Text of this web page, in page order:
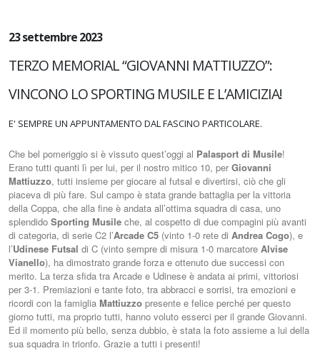
23 settembre 2023
TERZO MEMORIAL “GIOVANNI MATTIUZZO”:
VINCONO LO SPORTING MUSILE E L’AMICIZIA!
E' SEMPRE UN APPUNTAMENTO DAL FASCINO PARTICOLARE.
Che bel pomeriggio si è vissuto quest’oggi al Palasport di Musile!
Erano tutti quanti lì per lui, per il nostro mitico 10, per Giovanni
Mattiuzzo, tutti insieme per giocare al futsal e divertirsi, ciò che gli
piaceva di più fare. Sul campo è stata grande battaglia per la vittoria
della Coppa, che alla fine è andata all’ottima squadra di casa, uno
splendido Sporting Musile che, al cospetto di due compagini più avanti
di categoria, di serie C2 l’Arcade C5 (vinto 1-0 rete di Andrea Cogo), e
l’Udinese Futsal di C (vinto sempre di misura 1-0 marcatore Alvise
Vianello), ha dimostrato grande forza e ottenuto due successi con
merito. La terza sfida tra Arcade e Udinese è andata ai primi, vittoriosi
per 3-1. Premiazioni e tante foto, tra abbracci e sorrisi, tra emozioni e
ricordi con la famiglia Mattiuzzo presente e felice perché per questo
giorno tutti, ma proprio tutti, hanno voluto esserci per il grande Giovanni.
Ed il momento più bello, senza dubbio, è stata la foto assieme a lui della
sua squadra in trionfo. Grazie a tutti i presenti!